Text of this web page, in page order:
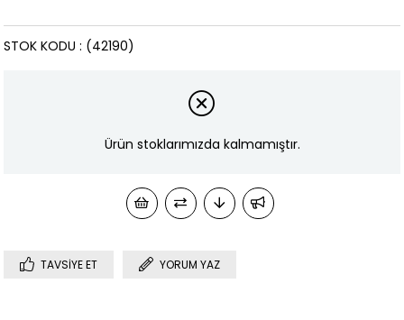
(42190)
STOK KODU
Ürün stoklarımızda kalmamıştır.
TAVSIYE ET YORUM YAZ